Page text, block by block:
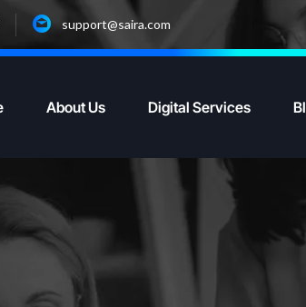
support@saira.com
About Us Digital Services